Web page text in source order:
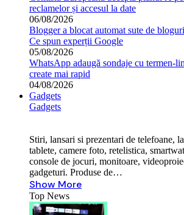
reclamelor și accesul la date
06/08/2026
Blogger a blocat automat sute de
Ce spun experții Google
05/08/2026
WhatsApp adaugă sondaje cu termen-
create mai rapid
04/08/2026
Gadgets
Gadgets
Stiri, lansari si prezentari de telefoane,
tablete, camere foto, retelistica,
console de jocuri, monitoare,
gadgeturi. Produse de…
Show More
Top News